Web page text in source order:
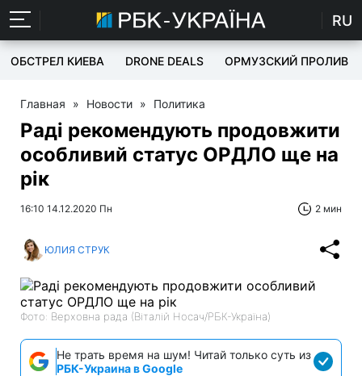
RU
ОБСТРЕЛ КИЕВА DRONE DEALS ОРМУЗСКИЙ ПРОЛИВ
Главная » Новости » Политика
Раді рекомендують продовжити
особливий статус ОРДЛО ще на
рік
16:10 14.12.2020 Пн 2 мин
ЮЛИЯ СТРУК
Фото: Верховна рада (Віталій Носач/РБК-Україна)
Не трать время на шум! Читай только суть из
РБК-Украина в Google